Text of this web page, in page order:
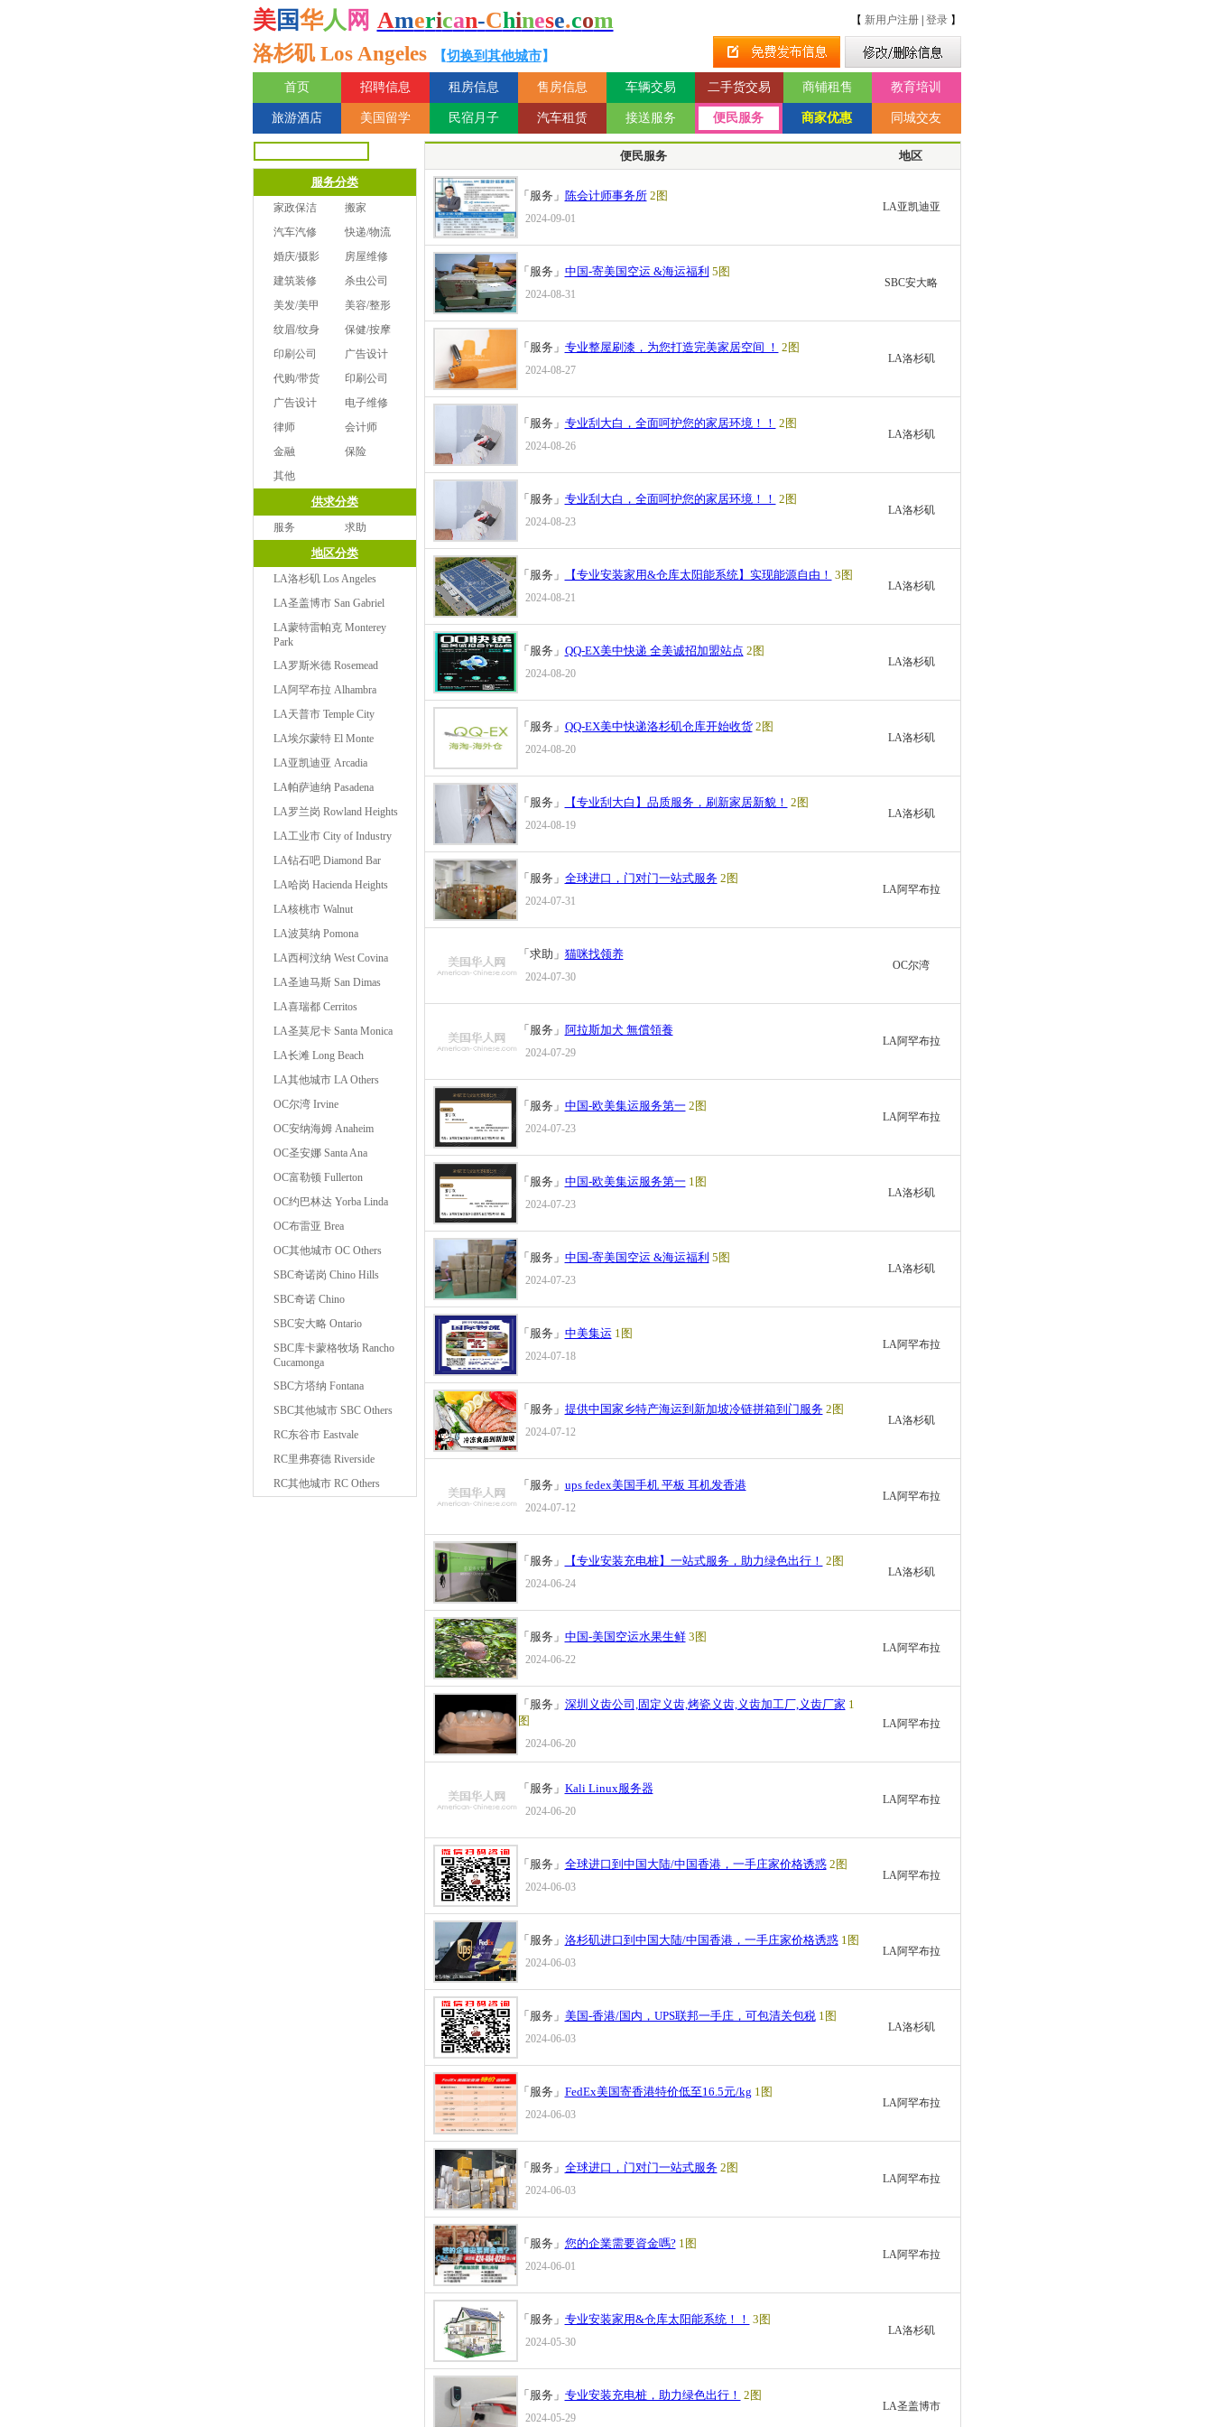
美国华人 网 American-Chinese.com 【 新用户注册| 登录】
洛杉矶 Los Angeles 【切换到其他城市】
首页 招聘信息 租房信息 售房信息 车辆交易 二手货交易 商铺租售 教育培训
旅游酒店 美国留学 民宿月子 汽车租赁 接送服务 便民服务 商家优惠 同城交友
服务分类
家政保洁
搬家
汽车汽修
快递/物流
婚庆/摄影
房屋维修
建筑装修
杀虫公司
美发/美甲
美容/整形
纹眉/纹身
保健/按摩
印刷公司
广告设计
代购/带货
印刷公司
广告设计
电子维修
律师
会计师
金融
保险
其他
供求分类
服务 求助
地区分类
LA洛杉矶 Los Angeles
LA圣盖博市 San Gabriel
LA蒙特雷帕克 Monterey
Park
LA罗斯米德 Rosemead
LA阿罕布拉 Alhambra
LA天普市 Temple City
LA埃尔蒙特 El Monte
LA亚凯迪亚 Arcadia
LA帕萨迪纳 Pasadena
LA罗兰岗 Rowland Heights
LA工业市 City of Industry
LA钻石吧 Diamond Bar
LA哈岗 Hacienda Heights
LA核桃市 Walnut
LA波莫纳 Pomona
LA西柯汶纳 West Covina
LA圣迪马斯 San Dimas
LA喜瑞都 Cerritos
LA圣莫尼卡 Santa Monica
LA长滩 Long Beach
LA其他城市 LA Others
OC尔湾 Irvine
OC安纳海姆 Anaheim
OC圣安娜 Santa Ana
OC富勒顿 Fullerton
OC约巴林达 Yorba Linda
OC布雷亚 Brea
OC其他城市 OC Others
SBC奇诺岗 Chino Hills
SBC奇诺 Chino
SBC安大略 Ontario
SBC库卡蒙格牧场 Rancho
Cucamonga
SBC方塔纳 Fontana
SBC其他城市 SBC Others
RC东谷市 Eastvale
RC里弗赛德 Riverside
RC其他城市 RC Others
便民服务 地区
「服务」 陈会计师事务所2图
2024-09-01
LA亚凯迪亚
「服务」 中国-寄美国空运 &海运福利 5图
2024-08-31
SBC安大略
「服务」 专业整屋刷漆，为您打造完美家居空间 ！ 2图
2024-08-27
LA洛杉矶
「服务」 专业刮大白，全面呵护您的家居环境！！ 2图
2024-08-26
LA洛杉矶
「服务」 专业刮大白，全面呵护您的家居环境！！ 2图
2024-08-23
LA洛杉矶
「服务」 【专业安装家用&仓库太阳能系统】实现能源自由！ 3图
2024-08-21
LA洛杉矶
「服务」 QQ-EX美中快递 全美诚招加盟站点 2图
2024-08-20
LA洛杉矶
「服务」 QQ-EX美中快递洛杉矶仓库开始收货2图
2024-08-20
LA洛杉矶
「服务」 【专业刮大白】品质服务，刷新家居新貌！ 2图
2024-08-19
LA洛杉矶
「服务」 全球进口，门对门一站式服务2图
2024-07-31
LA阿罕布拉
「求助」 猫咪找领养
2024-07-30
OC尔湾
「服务」 阿拉斯加犬 無償領養
2024-07-29
LA阿罕布拉
「服务」 中国-欧美集运服务第一2图
2024-07-23
LA阿罕布拉
「服务」 中国-欧美集运服务第一1图
2024-07-23
LA洛杉矶
「服务」 中国-寄美国空运 &海运福利 5图
2024-07-23
LA洛杉矶
「服务」 中美集运1图
2024-07-18
LA阿罕布拉
「服务」 提供中国家乡特产海运到新加坡冷链拼箱到门服务2图
2024-07-12
LA洛杉矶
「服务」 ups fedex美国手机 平板 耳机发香港
2024-07-12
LA阿罕布拉
「服务」 【专业安装充电桩】一站式服务，助力绿色出行！ 2图
2024-06-24
LA洛杉矶
「服务」 中国-美国空运水果生鲜3图
2024-06-22
LA阿罕布拉
「服务」 深圳义齿公司,固定义齿,烤瓷义齿,义齿加工厂,义齿厂家 1
图
2024-06-20
LA阿罕布拉
「服务」 Kali Linux服务器
2024-06-20
LA阿罕布拉
「服务」 全球进口到中国大陆/中国香港，一手庄家价格诱惑2图
2024-06-03
LA阿罕布拉
「服务」 洛杉矶进口到中国大陆/中国香港，一手庄家价格诱惑1图
2024-06-03
LA阿罕布拉
「服务」 美国-香港/国内，UPS联邦一手庄，可包清关包税1图
2024-06-03
LA洛杉矶
「服务」 FedEx美国寄香港特价低至16.5元/kg 1图
2024-06-03
LA阿罕布拉
「服务」 全球进口，门对门一站式服务2图
2024-06-03
LA阿罕布拉
「服务」 您的企業需要資金嗎?1图
2024-06-01
LA阿罕布拉
「服务」 专业安装家用&仓库太阳能系统！！ 3图
2024-05-30
LA洛杉矶
「服务」 专业安装充电桩，助力绿色出行！ 2图
2024-05-29
LA圣盖博市